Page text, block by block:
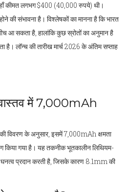
कीमत लगभग $400 (40,000 रुपये) थी।
की संभावना है। विश्लेषकों का मानना है कि भारत
आ सकता है, हालांकि कुछ स्रोतों का अनुमान है
लॉन्च की तारीख मार्च 2026 के अंतिम सप्ताह
वास्तव में 7,000mAh
विवरण के अनुसार, इसमें 7,000mAh क्षमता
किया गया है। यह तकनीक भूतकालीन लिथियम-
प्रदान करती है, जिसके कारण 8.1mm की